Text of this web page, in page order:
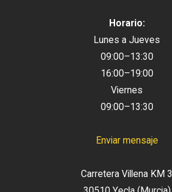
Horario:
Lunes a Jueves
09:00–13:30
16:00–19:00
Viernes
09:00–13:30
Enviar mensaje
Carretera Villena KM 3